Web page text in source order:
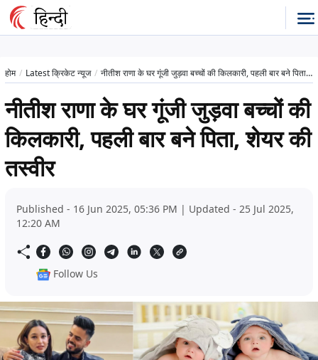
होम Latest क्रिकेट न्यूज नीतीश राणा के घर गूंजी जुड़वा बच्चों की किलकारी, पहली बार बने पिता, शेयर की तस्वीर
नीतीश राणा के घर गूंजी जुड़वा बच्चों की
किलकारी, पहली बार बने पिता, शेयर की
तस्वीर
Published - 16 Jun 2025, 05:36 PM | Updated - 25 Jul 2025,
12:20 AM
Follow Us